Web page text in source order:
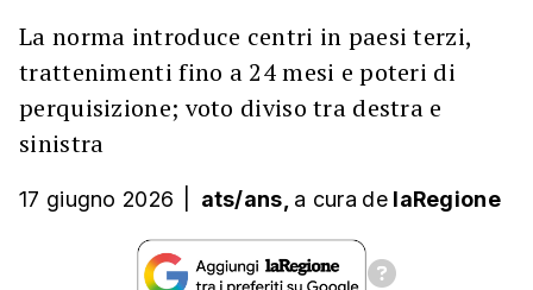
La norma introduce centri in paesi terzi,
trattenimenti fino a 24 mesi e poteri di
perquisizione; voto diviso tra destra e
sinistra
17 giugno 2026 ats/ans, a cura de laRegione